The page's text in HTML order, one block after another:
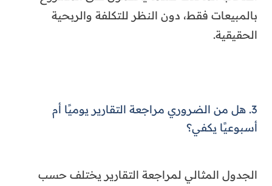
بالمبيعات فقط، دون النظر للتكلفة والربحية
الحقيقية.
3. هل من الضروري مراجعة التقارير يوميًا أم
أسبوعيًا يكفي؟
الجدول المثالي لمراجعة التقارير يختلف حسب